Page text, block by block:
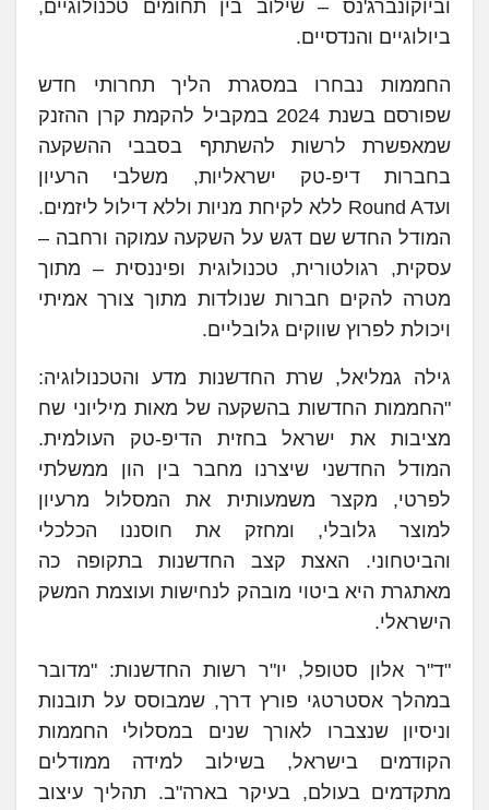
וביוקונברג'נס – שילוב בין תחומים טכנולוגיים,
ביולוגיים והנדסיים.
החממות נבחרו במסגרת הליך תחרותי חדש
שפורסם בשנת 2024 במקביל להקמת קרן ההזנק
שמאפשרת לרשות להשתתף בסבבי ההשקעה
בחברות דיפ-טק ישראליות, משלבי הרעיון
ועדRound A ללא לקיחת מניות וללא דילול ליזמים.
המודל החדש שם דגש על השקעה עמוקה ורחבה –
עסקית, רגולטורית, טכנולוגית ופיננסית – מתוך
מטרה להקים חברות שנולדות מתוך צורך אמיתי
ויכולת לפרוץ שווקים גלובליים.
גילה גמליאל, שרת החדשנות מדע והטכנולוגיה:
"החממות החדשות בהשקעה של מאות מיליוני שח
מציבות את ישראל בחזית הדיפ-טק העולמית.
המודל החדשני שיצרנו מחבר בין הון ממשלתי
לפרטי, מקצר משמעותית את המסלול מרעיון
למוצר גלובלי, ומחזק את חוסננו הכלכלי
והביטחוני. האצת קצב החדשנות בתקופה כה
מאתגרת היא ביטוי מובהק לנחישות ועוצמת המשק
הישראלי.
"ד"ר אלון סטופל, יו"ר רשות החדשנות: "מדובר
במהלך אסטרטגי פורץ דרך, שמבוסס על תובנות
וניסיון שנצברו לאורך שנים במסלולי החממות
הקודמים בישראל, בשילוב למידה ממודלים
מתקדמים בעולם, בעיקר בארה"ב. תהליך עיצוב